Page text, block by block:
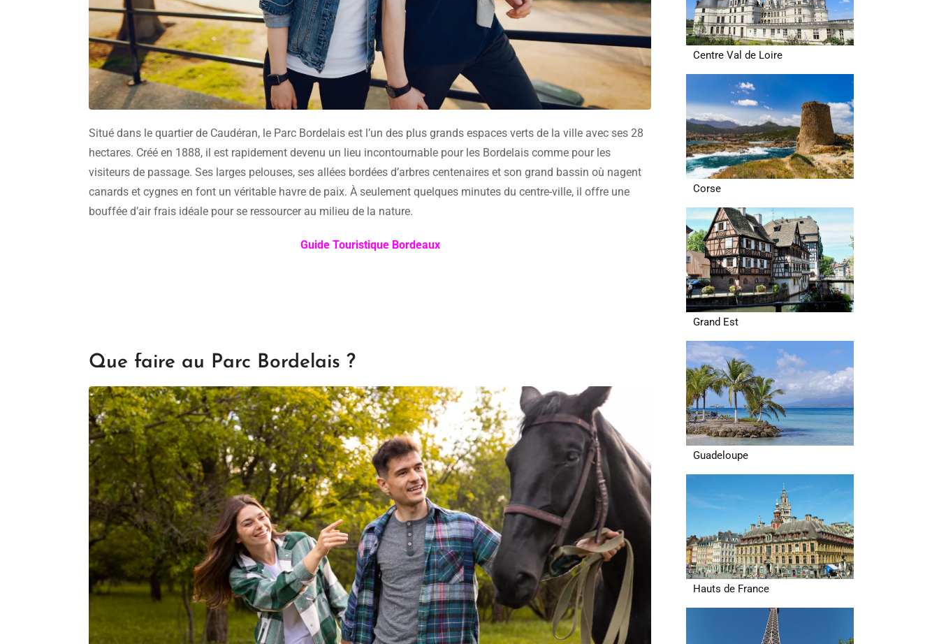
Situé dans le quartier de Caudéran, le Parc Bordelais est l’un des plus grands espaces verts de la ville avec ses 28
hectares. Créé en 1888, il est rapidement devenu un lieu incontournable pour les Bordelais comme pour les
visiteurs de passage. Ses larges pelouses, ses allées bordées d’arbres centenaires et son grand bassin où nagent
canards et cygnes en font un véritable havre de paix. À seulement quelques minutes du centre-ville, il offre une
bouffée d’air frais idéale pour se ressourcer au milieu de la nature.
Guide Touristique Bordeaux
Que faire au Parc Bordelais ?
Centre Val de Loire
Corse
Grand Est
Guadeloupe
Hauts de France